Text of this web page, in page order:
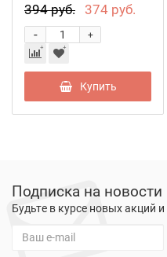
394 руб. 374 руб.
+
-
Купить
Подписка на новости
Будьте в курсе новых акций